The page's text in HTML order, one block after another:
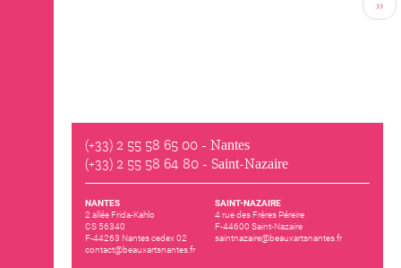
››
(+33) 2 55 58 65 00 - Nantes
(+33) 2 55 58 64 80 - Saint-Nazaire
NANTES
2 allée Frida-Kahlo
CS 56340
F-44263 Nantes cedex 02
contact@beauxartsnantes.fr
SAINT-NAZAIRE
4 rue des Frères Péreire
F-44600 Saint-Nazaire
saintnazaire@beauxartsnantes.fr